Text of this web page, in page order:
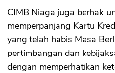
CIMB Niaga juga berhak
memperpanjang Kartu
yang telah habis Masa
pertimbangan dan
dengan memperhatikan